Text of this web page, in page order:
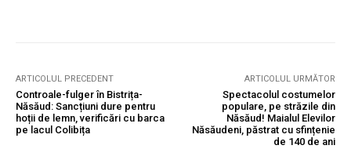
ARTICOLUL PRECEDENT
Controale-fulger în Bistrița-
Năsăud: Sancțiuni dure pentru
hoții de lemn, verificări cu barca
pe lacul Colibița
ARTICOLUL URMĂTOR
Spectacolul costumelor
populare, pe străzile din
Năsăud! Maialul Elevilor
Năsăudeni, păstrat cu sfințenie
de 140 de ani